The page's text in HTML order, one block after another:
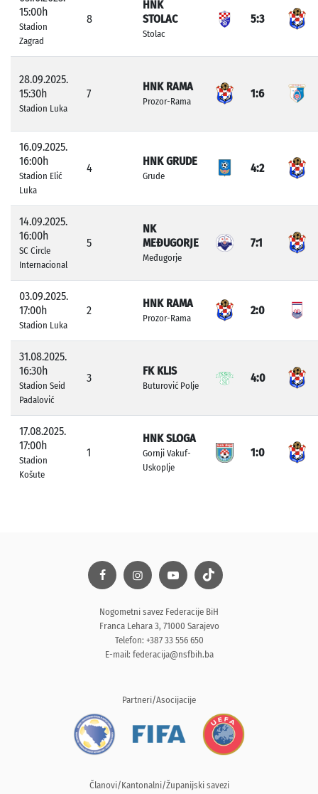
15:00h
Stadion
Zagrad
8
HNK
STOLAC
Stolac
5:3
28.09.2025.
15:30h
Stadion Luka
7
HNK RAMA
Prozor-Rama
1:6
16.09.2025.
16:00h
Stadion Elić
Luka
4
HNK GRUDE
Grude
4:2
14.09.2025.
16:00h
SC Circle
Internacional
5
NK
MEĐUGORJE
Međugorje
7:1
03.09.2025.
17:00h
Stadion Luka
2
HNK RAMA
Prozor-Rama
2:0
31.08.2025.
16:30h
Stadion Seid
Padalović
3
FK KLIS
Buturović Polje
4:0
17.08.2025.
17:00h
Stadion
Košute
1
HNK SLOGA
Gornji Vakuf-
Uskoplje
1:0
Nogometni savez Federacije BiH
Franca Lehara 3, 71000 Sarajevo
Telefon: +387 33 556 650
E-mail: federacija@nsfbih.ba
Partneri/Asocijacije
Članovi/Kantonalni/Županijski savezi